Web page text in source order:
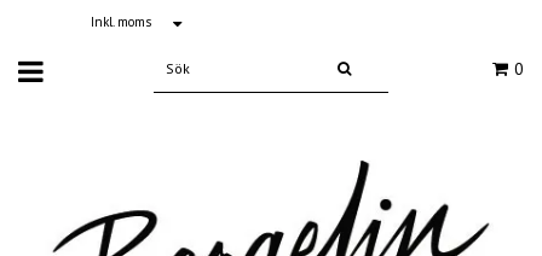
Inkl. moms
0